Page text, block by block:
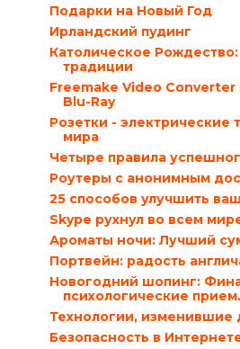
Подарки на Новый Год
Ирландский пудинг
Католическое
традиции
Freemake Video
Blu-Ray
Розетки - электрические
мира
Четыре правила
Роутеры с анонимным
25 способов улучшить
Skype рухнул во всем
Ароматы ночи: Лучший
Портвейн: радость
Новогодний шопинг:
психологические
Технологии, изменившие
Безопасность в